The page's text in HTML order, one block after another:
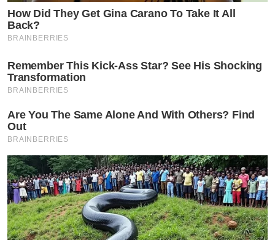
by TVPOOL ONLINE
How Did They Get Gina Carano To Take It All
Back?
BRAINBERRIES
Remember This Kick-Ass Star? See His Shocking
Transformation
BRAINBERRIES
Are You The Same Alone And With Others? Find
Out
BRAINBERRIES